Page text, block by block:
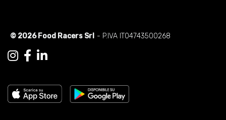
© 2026 Food Racers Srl - P.IVA IT04743500268